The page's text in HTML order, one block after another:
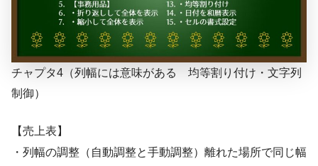
チャプタ4（列幅には意味がある 均等割り付け・文字列
制御）
【売上表】
・列幅の調整（自動調整と手動調整）離れた場所で同じ幅